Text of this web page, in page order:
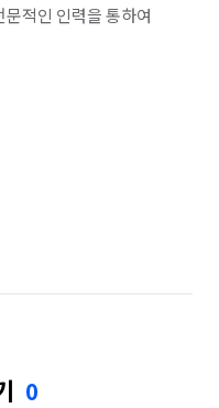
적인 인력을 통하여
0